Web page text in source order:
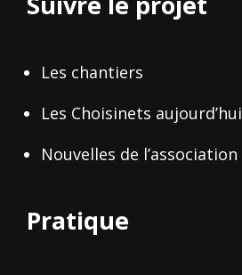
Les chantiers
Les Choisinets aujourd’hui
Nouvelles de l’association
Pratique